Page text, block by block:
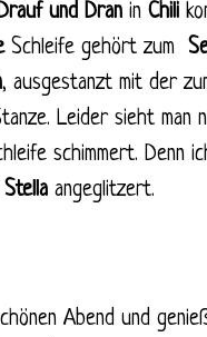
und Dranin Chili
Schleife gehört zum
, ausgestanzt mit der
Leider sieht man
schimmert. Denn
angeglitzert.
Abend und